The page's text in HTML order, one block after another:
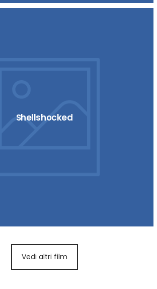
Shellshocked
Vedi altri film